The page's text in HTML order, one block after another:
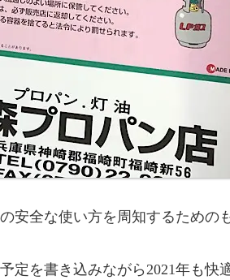
安全な使い方を周知するための
を書き込みながら2021年も快